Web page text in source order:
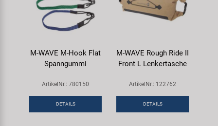
M-WAVE M-Hook Flat
Spanngummi
ArtikelNr.: 780150
DETAILS
M-WAVE Rough Ride II
Front L Lenkertasche
ArtikelNr.: 122762
DETAILS